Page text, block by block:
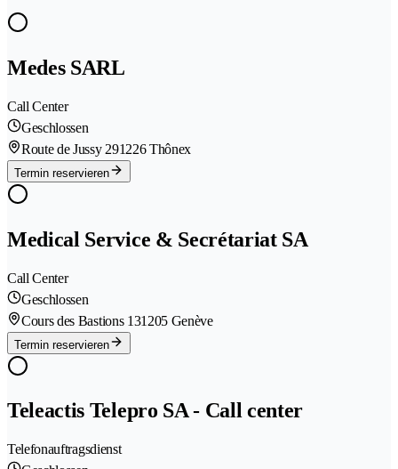
Medes SARL
Call Center
Geschlossen
Route de Jussy 291226 Thônex
Termin reservieren
Medical Service & Secrétariat SA
Call Center
Geschlossen
Cours des Bastions 131205 Genève
Termin reservieren
Teleactis Telepro SA - Call center
Telefonauftragsdienst